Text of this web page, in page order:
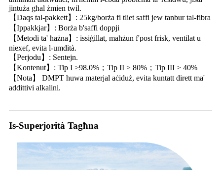
jintuża għal żmien twil.
【Daqs tal-pakkett】: 25kg/borża fi tliet saffi jew tanbur tal-fibra
【Ippakkjar】: Borża b'saffi doppji
【Metodi ta' ħażna】: issiġillat, maħżun f'post frisk, ventilat u
niexef, evita l-umdità.
【Perjodu】: Sentejn.
【Kontenut】: Tip I ≥98.0%；Tip II ≥ 80%；Tip III ≥ 40%
【Nota】 DMPT huwa materjal aċiduż, evita kuntatt dirett ma'
addittivi alkalini.
Is-Superjorità Tagħna